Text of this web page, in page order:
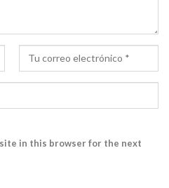
in this browser for the next